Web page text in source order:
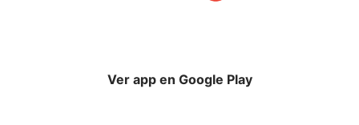
Ver app en Google Play